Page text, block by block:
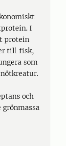
I
protein
till fisk,
som
och